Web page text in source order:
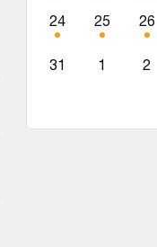
24 25 26
31 1 2